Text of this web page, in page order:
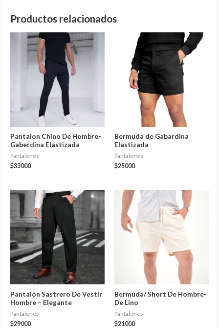
Productos relacionados
Pantalon Chino De Hombre-
Gaberdina Elastizada
Pantalones
$33000
Bermuda de Gabardina
Elastizada
Pantalones
$25000
Pantalón Sastrero De Vestir
Hombre – Elegante
Pantalones
$29000
Bermuda/ Short De Hombre-
De Lino
Pantalones
$21000